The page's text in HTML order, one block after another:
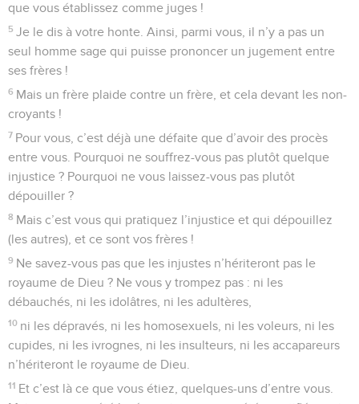
que vous établissez comme juges !
5 Je le dis à votre honte. Ainsi, parmi vous, il n’y a pas un
seul homme sage qui puisse prononcer un jugement entre
ses frères !
6 Mais un frère plaide contre un frère, et cela devant les non-
croyants !
7 Pour vous, c’est déjà une défaite que d’avoir des procès
entre vous. Pourquoi ne souffrez-vous pas plutôt quelque
injustice ? Pourquoi ne vous laissez-vous pas plutôt
dépouiller ?
8 Mais c’est vous qui pratiquez l’injustice et qui dépouillez
(les autres), et ce sont vos frères !
9 Ne savez-vous pas que les injustes n’hériteront pas le
royaume de Dieu ? Ne vous y trompez pas : ni les
débauchés, ni les idolâtres, ni les adultères,
10 ni les dépravés, ni les homosexuels, ni les voleurs, ni les
cupides, ni les ivrognes, ni les insulteurs, ni les accapareurs
n’hériteront le royaume de Dieu.
11 Et c’est là ce que vous étiez, quelques-uns d’entre vous.